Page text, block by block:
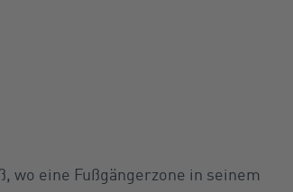
wo eine Fußgängerzone in seinem